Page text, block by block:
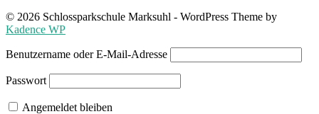
© 2026 Schlossparkschule Marksuhl - WordPress Theme by
Kadence WP
Benutzername oder E-Mail-Adresse
Passwort
Angemeldet bleiben